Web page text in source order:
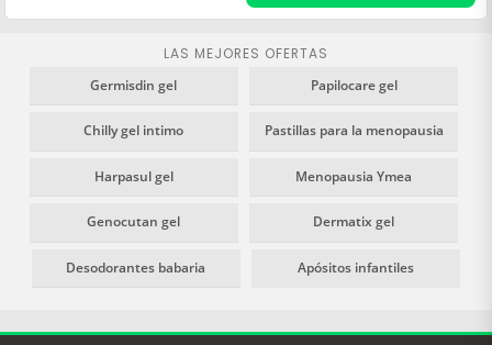
LAS MEJORES OFERTAS
Germisdin gel
Papilocare gel
Chilly gel intimo Pastillas para la menopausia
Harpasul gel Menopausia Ymea
Genocutan gel Dermatix gel
Desodorantes babaria Apósitos infantiles